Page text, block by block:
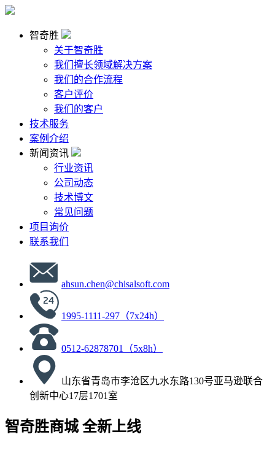
智奇胜
关于智奇胜
我们擅长领域解决方案
我们的合作流程
客户评价
我们的客户
技术服务
案例介绍
新闻资讯
行业资讯
公司动态
技术博文
常见问题
项目询价
联系我们
ahsun.chen@chisalsoft.com
1995-1111-297（7x24h）
0512-62878701（5x8h）
山东省青岛市李沧区九水东路130号亚马逊联合
创新中心17层1701室
智奇胜商城 全新上线